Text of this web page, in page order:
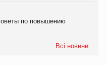
по повышению
Всі новини